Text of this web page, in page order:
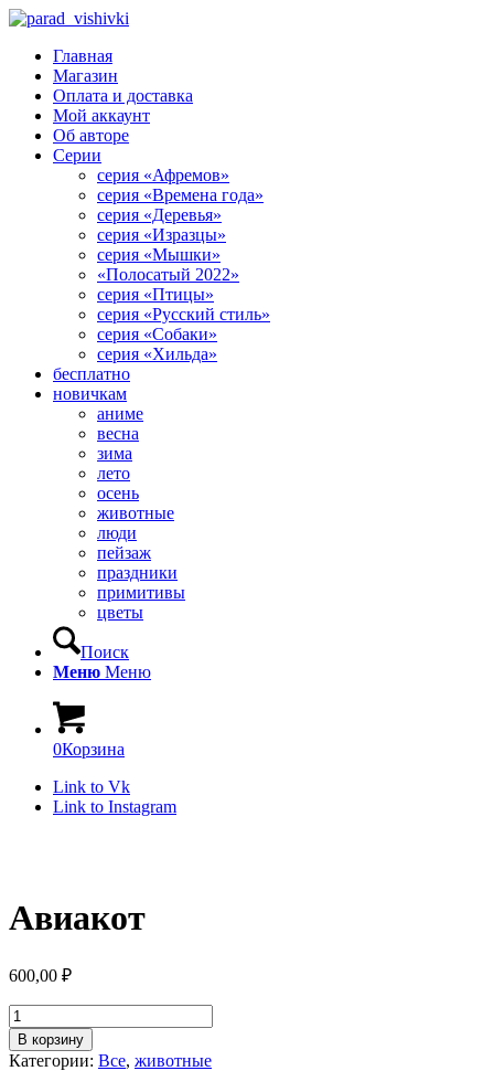
Главная
Магазин
Оплата и доставка
Мой аккаунт
Об авторе
Серии
серия «Афремов»
серия «Времена года»
серия «Деревья»
серия «Изразцы»
серия «Мышки»
«Полосатый 2022»
серия «Птицы»
серия «Русский стиль»
серия «Собаки»
серия «Хильда»
бесплатно
новичкам
аниме
весна
зима
лето
осень
животные
люди
пейзаж
праздники
примитивы
цветы
Поиск
Меню Меню
0Корзина
Link to Vk
Link to Instagram
Авиакот
600,00 ₽
Количество
товара
Авиакот
В корзину
Категории: Все, животные